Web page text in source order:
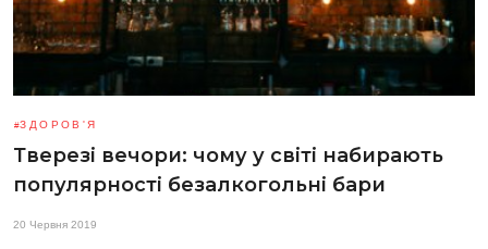
ЗДОРОВ'Я
Тверезі вечори: чому у світі набирають
популярності безалкогольні бари
20 Червня 2019